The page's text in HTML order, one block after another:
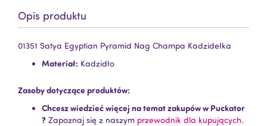
Opis produktu
01351 Satya Egyptian Pyramid Nag Champa Kadzidełka
Materiał: Kadzidło
Zasoby dotyczące produktów:
Chcesz wiedzieć więcej na temat zakupów w Puckator
? Zapoznaj się z naszym przewodnik dla kupujących.